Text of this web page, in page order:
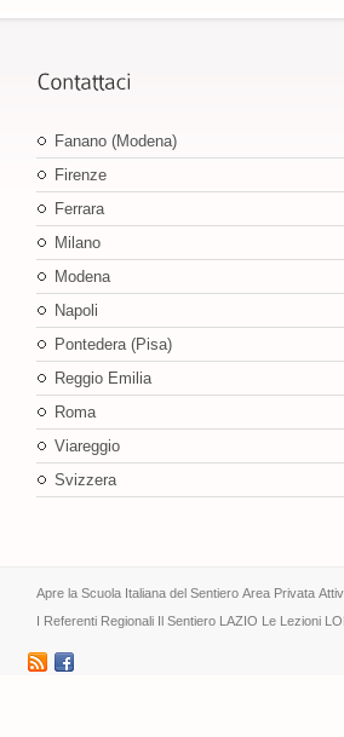
Fanano (Modena)
Firenze
Ferrara
Milano
Modena
Napoli
Pontedera (Pisa)
Reggio Emilia
Roma
Viareggio
Svizzera
Apre la Scuola Italiana del Sentiero Area Privata
I Referenti Regionali Il Sentiero LAZIO Le Lezioni